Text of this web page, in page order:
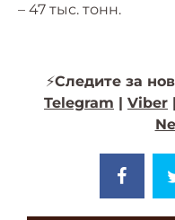
– 47 тыс. тонн.
⚡️Следите за
Telegram
Viber